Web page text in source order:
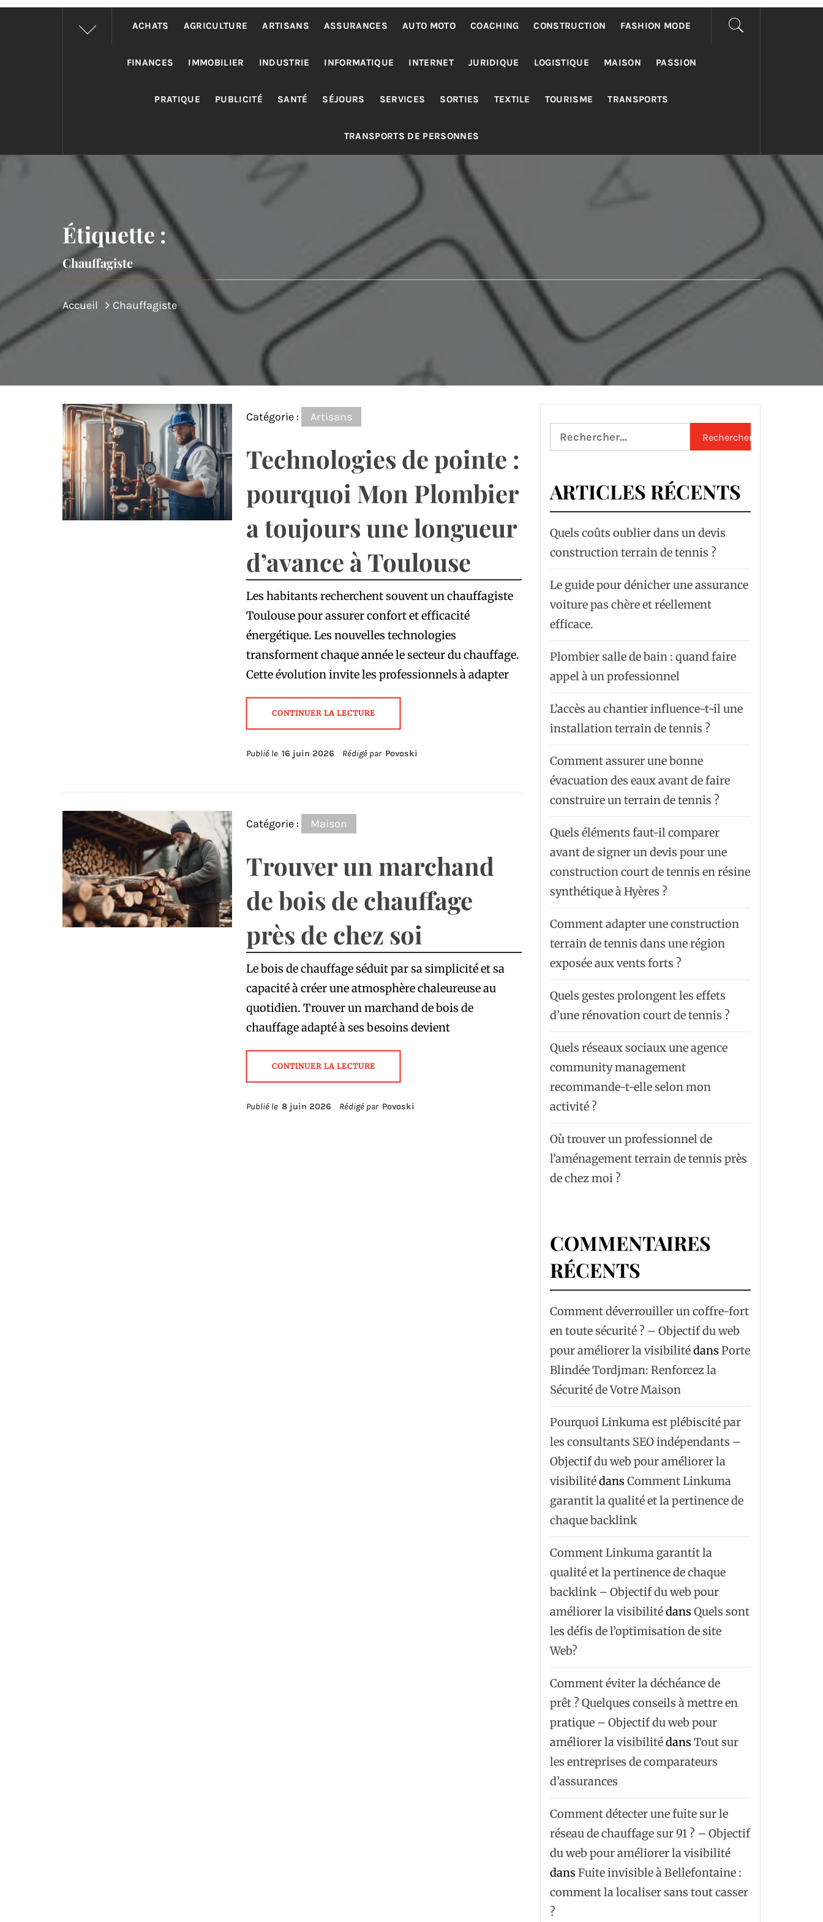
ACHATS AGRICULTURE ARTISANS ASSURANCES AUTO MOTO COACHING CONSTRUCTION FASHION MODE
FINANCES IMMOBILIER INDUSTRIE INFORMATIQUE INTERNET JURIDIQUE LOGISTIQUE MAISON PASSION
PRATIQUE PUBLICITÉ SANTÉ SÉJOURS SERVICES SORTIES TEXTILE TOURISME TRANSPORTS
TRANSPORTS DE PERSONNES
Étiquette :
Chauffagiste
Accueil Chauffagiste
Catégorie : Artisans
Technologies de pointe :
pourquoi Mon Plombier
a toujours une longueur
d’avance à Toulouse
Les habitants recherchent souvent un chauffagiste
Toulouse pour assurer confort et efficacité
énergétique. Les nouvelles technologies
transforment chaque année le secteur du chauffage.
Cette évolution invite les professionnels à adapter
CONTINUER LA LECTURE
Publié le 16 juin 2026 Rédigé par Povoski
Catégorie : Maison
Trouver un marchand
de bois de chauffage
près de chez soi
Le bois de chauffage séduit par sa simplicité et sa
capacité à créer une atmosphère chaleureuse au
quotidien. Trouver un marchand de bois de
chauffage adapté à ses besoins devient
CONTINUER LA LECTURE
Publié le 8 juin 2026 Rédigé par Povoski
Rechercher :
ARTICLES RÉCENTS
Quels coûts oublier dans un devis
construction terrain de tennis ?
Le guide pour dénicher une assurance
voiture pas chère et réellement
efficace.
Plombier salle de bain : quand faire
appel à un professionnel
L’accès au chantier influence-t-il une
installation terrain de tennis ?
Comment assurer une bonne
évacuation des eaux avant de faire
construire un terrain de tennis ?
Quels éléments faut-il comparer
avant de signer un devis pour une
construction court de tennis en résine
synthétique à Hyères ?
Comment adapter une construction
terrain de tennis dans une région
exposée aux vents forts ?
Quels gestes prolongent les effets
d’une rénovation court de tennis ?
Quels réseaux sociaux une agence
community management
recommande-t-elle selon mon
activité ?
Où trouver un professionnel de
l’aménagement terrain de tennis près
de chez moi ?
COMMENTAIRES
RÉCENTS
Comment déverrouiller un coffre-fort
en toute sécurité ? – Objectif du web
pour améliorer la visibilitédans Porte
Blindée Tordjman: Renforcez la
Sécurité de Votre Maison
Pourquoi Linkuma est plébiscité par
les consultants SEO indépendants –
Objectif du web pour améliorer la
visibilitédans Comment Linkuma
garantit la qualité et la pertinence de
chaque backlink
Comment Linkuma garantit la
qualité et la pertinence de chaque
backlink – Objectif du web pour
améliorer la visibilitédans Quels sont
les défis de l’optimisation de site
Web?
Comment éviter la déchéance de
prêt ? Quelques conseils à mettre en
pratique – Objectif du web pour
améliorer la visibilitédans Tout sur
les entreprises de comparateurs
d’assurances
Comment détecter une fuite sur le
réseau de chauffage sur 91 ? – Objectif
du web pour améliorer la visibilité
dans Fuite invisible à Bellefontaine :
comment la localiser sans tout casser
?